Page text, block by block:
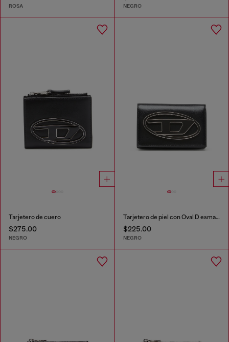
ROSA NEGRO
Tarjetero de cuero
$275.00
NEGRO
Tarjetero de piel con Oval D esmaltado
$225.00
NEGRO